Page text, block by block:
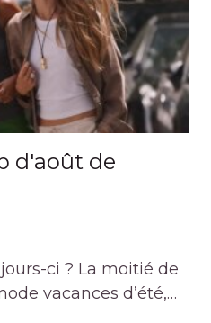
d'août de
ci ? La moitié de
vacances d’été,…